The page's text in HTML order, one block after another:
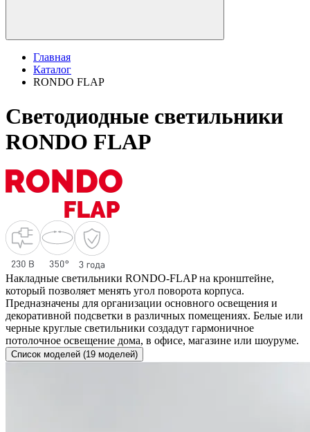
Главная
Каталог
RONDO FLAP
Светодиодные светильники
RONDO FLAP
Накладные светильники RONDO-FLAP на кронштейне,
который позволяет менять угол поворота корпуса.
Предназначены для организации основного освещения и
декоративной подсветки в различных помещениях. Белые или
черные круглые светильники создадут гармоничное
потолочное освещение дома, в офисе, магазине или шоуруме.
Список моделей (19 моделей)